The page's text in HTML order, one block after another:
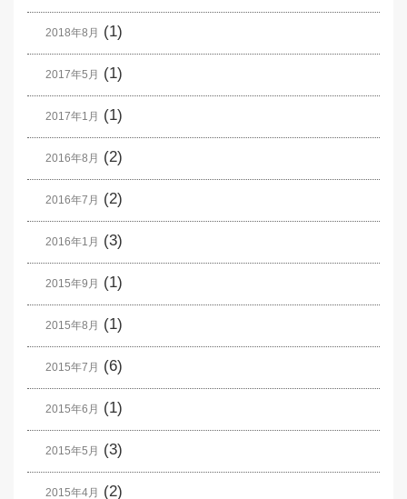
2018年8月 (1)
2017年5月 (1)
2017年1月 (1)
2016年8月 (2)
2016年7月 (2)
2016年1月 (3)
2015年9月 (1)
2015年8月 (1)
2015年7月 (6)
2015年6月 (1)
2015年5月 (3)
2015年4月 (2)